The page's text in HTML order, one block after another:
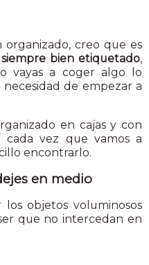
creo que es
bien etiquetado,
vayas a coger algo lo
de empezar a
en cajas y con
cada vez que vamos a
encontrarlo.
en medio
objetos voluminosos
que no intercedan en